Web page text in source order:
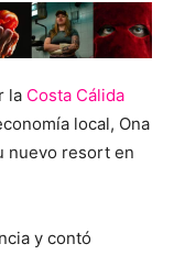
la Costa Cálida
local, Ona
nuevo resort en
y contó